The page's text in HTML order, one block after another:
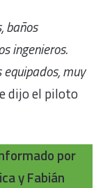
baños
ingenieros.
muy
dijo el piloto
por
y Fabián